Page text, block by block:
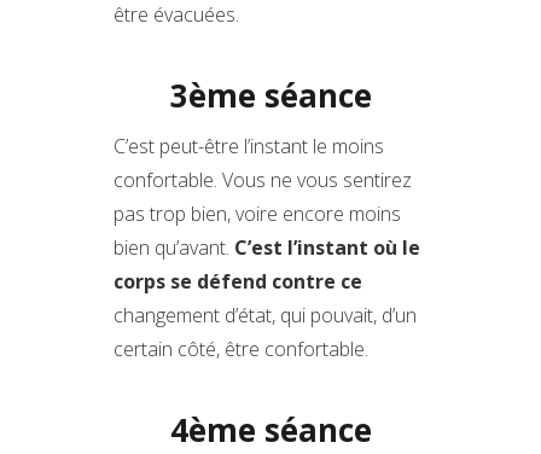
être évacuées.
3ème séance
C’est peut-être l’instant le moins
confortable. Vous ne vous sentirez
pas trop bien, voire encore moins
bien qu’avant. C’est l’instant où le
corps se défend contre ce
changement d’état, qui pouvait, d’un
certain côté, être confortable.
4ème séance